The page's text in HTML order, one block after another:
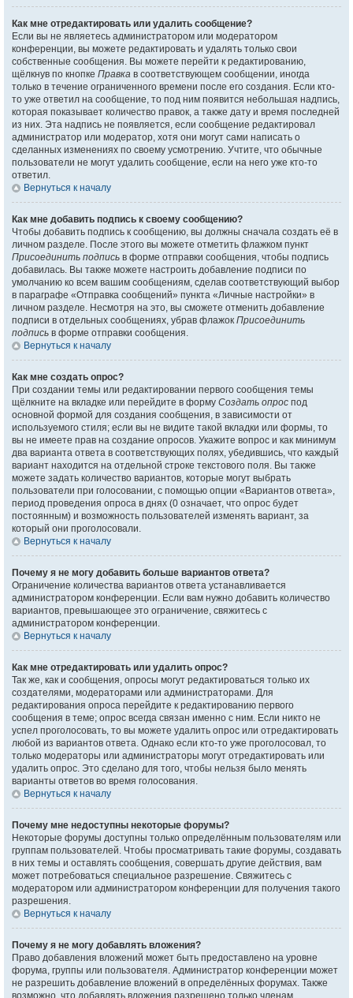
Как мне отредактировать или удалить сообщение?
Если вы не являетесь администратором или модератором
конференции, вы можете редактировать и удалять только свои
собственные сообщения. Вы можете перейти к редактированию,
щёлкнув по кнопке Правка в соответствующем сообщении, иногда
только в течение ограниченного времени после его создания. Если кто-
то уже ответил на сообщение, то под ним появится небольшая надпись,
которая показывает количество правок, а также дату и время последней
из них. Эта надпись не появляется, если сообщение редактировал
администратор или модератор, хотя они могут сами написать о
сделанных изменениях по своему усмотрению. Учтите, что обычные
пользователи не могут удалить сообщение, если на него уже кто-то
ответил.
Вернуться к началу
Как мне добавить подпись к своему сообщению?
Чтобы добавить подпись к сообщению, вы должны сначала создать её в
личном разделе. После этого вы можете отметить флажком пункт
Присоединить подпись в форме отправки сообщения, чтобы подпись
добавилась. Вы также можете настроить добавление подписи по
умолчанию ко всем вашим сообщениям, сделав соответствующий выбор
в параграфе «Отправка сообщений» пункта «Личные настройки» в
личном разделе. Несмотря на это, вы сможете отменить добавление
подписи в отдельных сообщениях, убрав флажок Присоединить
подпись в форме отправки сообщения.
Вернуться к началу
Как мне создать опрос?
При создании темы или редактировании первого сообщения темы
щёлкните на вкладке или перейдите в форму Создать опрос под
основной формой для создания сообщения, в зависимости от
используемого стиля; если вы не видите такой вкладки или формы, то
вы не имеете прав на создание опросов. Укажите вопрос и как минимум
два варианта ответа в соответствующих полях, убедившись, что каждый
вариант находится на отдельной строке текстового поля. Вы также
можете задать количество вариантов, которые могут выбрать
пользователи при голосовании, с помощью опции «Вариантов ответа»,
период проведения опроса в днях (0 означает, что опрос будет
постоянным) и возможность пользователей изменять вариант, за
который они проголосовали.
Вернуться к началу
Почему я не могу добавить больше вариантов ответа?
Ограничение количества вариантов ответа устанавливается
администратором конференции. Если вам нужно добавить количество
вариантов, превышающее это ограничение, свяжитесь с
администратором конференции.
Вернуться к началу
Как мне отредактировать или удалить опрос?
Так же, как и сообщения, опросы могут редактироваться только их
создателями, модераторами или администраторами. Для
редактирования опроса перейдите к редактированию первого
сообщения в теме; опрос всегда связан именно с ним. Если никто не
успел проголосовать, то вы можете удалить опрос или отредактировать
любой из вариантов ответа. Однако если кто-то уже проголосовал, то
только модераторы или администраторы могут отредактировать или
удалить опрос. Это сделано для того, чтобы нельзя было менять
варианты ответов во время голосования.
Вернуться к началу
Почему мне недоступны некоторые форумы?
Некоторые форумы доступны только определённым пользователям или
группам пользователей. Чтобы просматривать такие форумы, создавать
в них темы и оставлять сообщения, совершать другие действия, вам
может потребоваться специальное разрешение. Свяжитесь с
модератором или администратором конференции для получения такого
разрешения.
Вернуться к началу
Почему я не могу добавлять вложения?
Право добавления вложений может быть предоставлено на уровне
форума, группы или пользователя. Администратор конференции может
не разрешить добавление вложений в определённых форумах. Также
возможно, что добавлять вложения разрешено только членам